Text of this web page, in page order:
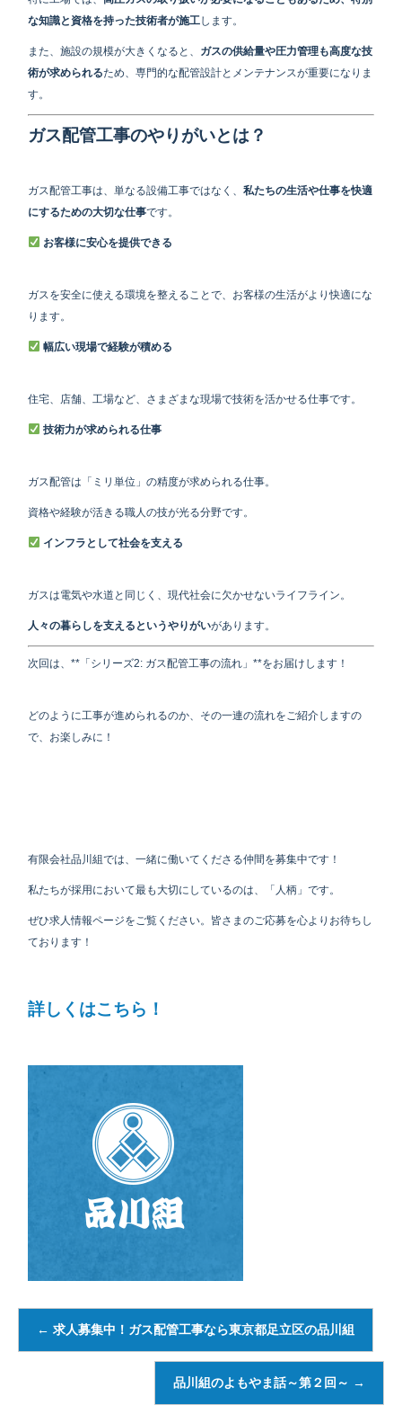
な知識と資格を持った技術者が施工します。
また、施設の規模が大きくなると、 ガスの供給量や圧力管理も高度な技
術が求められるため、専門的な配管設計とメンテナンスが重要になりま
す。
ガス配管工事のやりがいとは？
ガス配管工事は、単なる設備工事ではなく、私たちの生活や仕事を快適
にするための大切な仕事です。
お客様に安心を提供できる
ガスを安全に使える環境を整えることで、お客様の生活がより快適にな
ります。
幅広い現場で経験が積める
住宅、店舗、工場など、さまざまな現場で技術を活かせる仕事です。
技術力が求められる仕事
ガス配管は「ミリ単位」の精度が求められる仕事。
資格や経験が活きる職人の技が光る分野です。
インフラとして社会を支える
ガスは電気や水道と同じく、現代社会に欠かせないライフライン。
人々の暮らしを支えるというやりがいがあります。
次回は、**「シリーズ2: ガス配管工事の流れ」**をお届けします！
どのように工事が進められるのか、その一連の流れをご紹介しますの
で、お楽しみに！
有限会社品川組では、一緒に働いてくださる仲間を募集中です！
私たちが採用において最も大切にしているのは、「人柄」です。
ぜひ求人情報ページをご覧ください。皆さまのご応募を心よりお待ちし
ております！
詳しくはこちら！
← 求人募集中！ガス配管工事なら東京都足立区の品川組
品川組のよもやま話～第２回～ →